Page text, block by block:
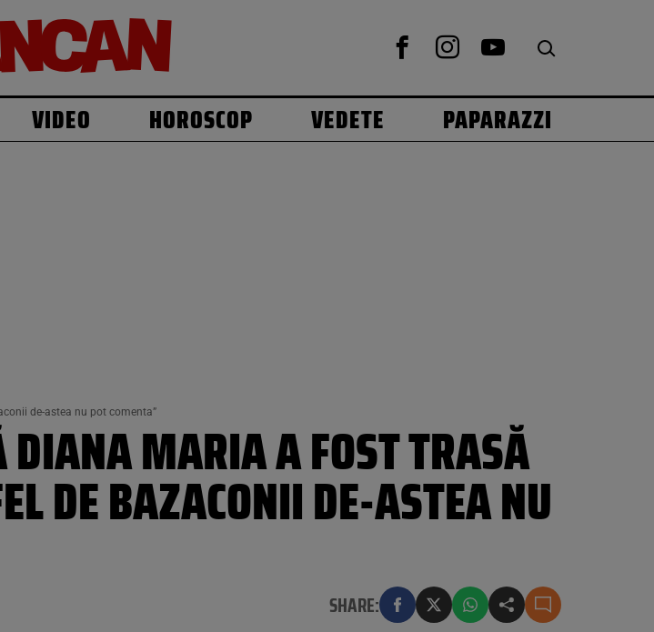
VIDEO HOROSCOP VEDETE PAPARAZZI
de-astea nu pot comenta”
DIANA MARIA A FOST TRASĂ
DE BAZACONII DE-ASTEA NU
SHARE: